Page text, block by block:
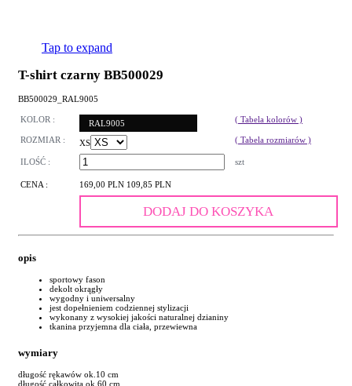
Tap to expand
T-shirt czarny BB500029
BB500029_RAL9005
KOLOR : RAL9005 ( Tabela kolorów )
ROZMIAR : XS ( Tabela rozmiarów )
ILOŚĆ : szt
CENA : 169,00 PLN 109,85 PLN
DODAJ DO KOSZYKA
opis
sportowy fason
dekolt okrągły
wygodny i uniwersalny
jest dopełnieniem codziennej stylizacji
wykonany z wysokiej jakości naturalnej dzianiny
tkanina przyjemna dla ciała, przewiewna
wymiary
długość rękawów ok.10 cm
długość całkowita ok.60 cm